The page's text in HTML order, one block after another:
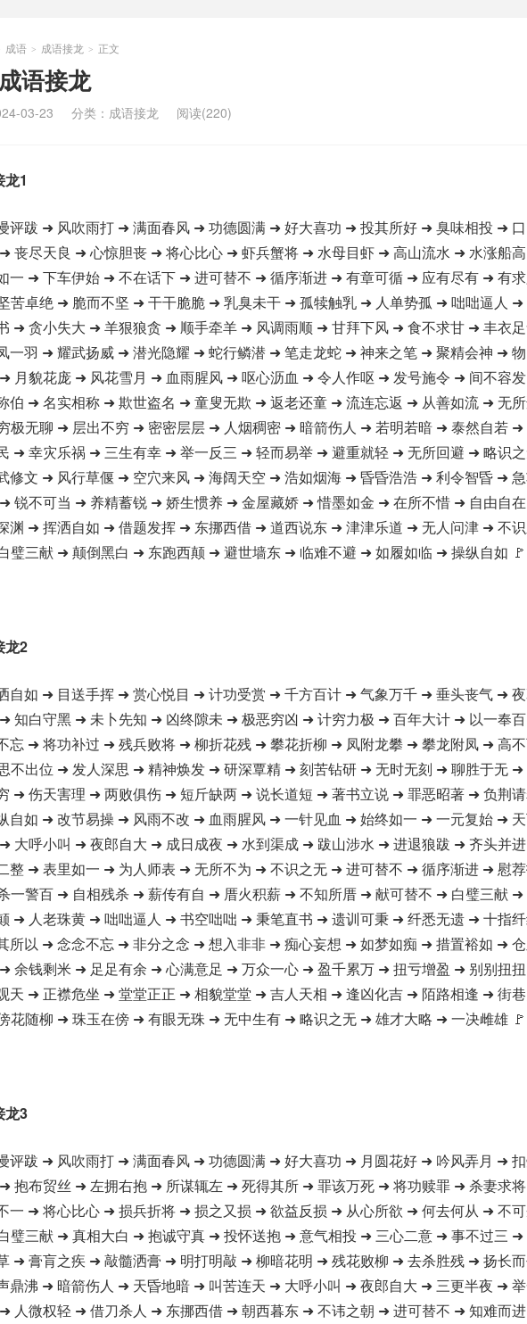
成语 > 成语接龙 > 正文
语接龙
03-23 分类： 成语接龙 阅读(220)
1
评跋 ➜ 风吹雨打 ➜ 满面春风 ➜ 功德圆满 ➜ 好大喜功 ➜ 投其所好 ➜ 臭味相投 ➜
丧尽天良 ➜ 心惊胆丧 ➜ 将心比心 ➜ 虾兵蟹将 ➜ 水母目虾 ➜ 高山流水 ➜ 水涨船
一 ➜ 下车伊始 ➜ 不在话下 ➜ 进可替不 ➜ 循序渐进 ➜ 有章可循 ➜ 应有尽有 ➜ 有
苦卓绝 ➜ 脆而不坚 ➜ 干干脆脆 ➜ 乳臭未干 ➜ 孤犊触乳 ➜ 人单势孤 ➜ 咄咄逼人 ➜
➜ 贪小失大 ➜ 羊狠狼贪 ➜ 顺手牵羊 ➜ 风调雨顺 ➜ 甘拜下风 ➜ 食不求甘 ➜ 丰衣
一羽 ➜ 耀武扬威 ➜ 潜光隐耀 ➜ 蛇行鳞潜 ➜ 笔走龙蛇 ➜ 神来之笔 ➜ 聚精会神 ➜
月貌花庞 ➜ 风花雪月 ➜ 血雨腥风 ➜ 呕心沥血 ➜ 令人作呕 ➜ 发号施令 ➜ 间不容
伯 ➜ 名实相称 ➜ 欺世盗名 ➜ 童叟无欺 ➜ 返老还童 ➜ 流连忘返 ➜ 从善如流 ➜ 无
极无聊 ➜ 层出不穷 ➜ 密密层层 ➜ 人烟稠密 ➜ 暗箭伤人 ➜ 若明若暗 ➜ 泰然自若 ➜
➜ 幸灾乐祸 ➜ 三生有幸 ➜ 举一反三 ➜ 轻而易举 ➜ 避重就轻 ➜ 无所回避 ➜ 略识
修文 ➜ 风行草偃 ➜ 空穴来风 ➜ 海阔天空 ➜ 浩如烟海 ➜ 昏昏浩浩 ➜ 利令智昏 ➜
锐不可当 ➜ 养精蓄锐 ➜ 娇生惯养 ➜ 金屋藏娇 ➜ 惜墨如金 ➜ 在所不惜 ➜ 自由自
渊 ➜ 挥洒自如 ➜ 借题发挥 ➜ 东挪西借 ➜ 道西说东 ➜ 津津乐道 ➜ 无人问津 ➜ 不
璧三献 ➜ 颠倒黑白 ➜ 东跑西颠 ➜ 避世墙东 ➜ 临难不避 ➜ 如履如临 ➜ 操纵自如 🚩
龙2
自如 ➜ 目送手挥 ➜ 赏心悦目 ➜ 计功受赏 ➜ 千方百计 ➜ 气象万千 ➜ 垂头丧气 ➜
知白守黑 ➜ 未卜先知 ➜ 凶终隙未 ➜ 极恶穷凶 ➜ 计穷力极 ➜ 百年大计 ➜ 以一奉
忘 ➜ 将功补过 ➜ 残兵败将 ➜ 柳折花残 ➜ 攀花折柳 ➜ 凤附龙攀 ➜ 攀龙附凤 ➜ 高
不出位 ➜ 发人深思 ➜ 精神焕发 ➜ 研深覃精 ➜ 刻苦钻研 ➜ 无时无刻 ➜ 聊胜于无 ➜
➜ 伤天害理 ➜ 两败俱伤 ➜ 短斤缺两 ➜ 说长道短 ➜ 著书立说 ➜ 罪恶昭著 ➜ 负荆
自如 ➜ 改节易操 ➜ 风雨不改 ➜ 血雨腥风 ➜ 一针见血 ➜ 始终如一 ➜ 一元复始 ➜
大呼小叫 ➜ 夜郎自大 ➜ 成日成夜 ➜ 水到渠成 ➜ 跋山涉水 ➜ 进退狼跋 ➜ 齐头并
整 ➜ 表里如一 ➜ 为人师表 ➜ 无所不为 ➜ 不识之无 ➜ 进可替不 ➜ 循序渐进 ➜ 慰
一警百 ➜ 自相残杀 ➜ 薪传有自 ➜ 厝火积薪 ➜ 不知所厝 ➜ 献可替不 ➜ 白璧三献 ➜
➜ 人老珠黄 ➜ 咄咄逼人 ➜ 书空咄咄 ➜ 秉笔直书 ➜ 遗训可秉 ➜ 纤悉无遗 ➜ 十指
所以 ➜ 念念不忘 ➜ 非分之念 ➜ 想入非非 ➜ 痴心妄想 ➜ 如梦如痴 ➜ 措置裕如 ➜
余钱剩米 ➜ 足足有余 ➜ 心满意足 ➜ 万众一心 ➜ 盈千累万 ➜ 扭亏增盈 ➜ 别别扭
天 ➜ 正襟危坐 ➜ 堂堂正正 ➜ 相貌堂堂 ➜ 吉人天相 ➜ 逢凶化吉 ➜ 陌路相逢 ➜ 街
花随柳 ➜ 珠玉在傍 ➜ 有眼无珠 ➜ 无中生有 ➜ 略识之无 ➜ 雄才大略 ➜ 一决雌雄 🚩
龙3
评跋 ➜ 风吹雨打 ➜ 满面春风 ➜ 功德圆满 ➜ 好大喜功 ➜ 月圆花好 ➜ 吟风弄月 ➜
抱布贸丝 ➜ 左拥右抱 ➜ 所谋辄左 ➜ 死得其所 ➜ 罪该万死 ➜ 将功赎罪 ➜ 杀妻求
一 ➜ 将心比心 ➜ 损兵折将 ➜ 损之又损 ➜ 欲益反损 ➜ 从心所欲 ➜ 何去何从 ➜ 不
璧三献 ➜ 真相大白 ➜ 抱诚守真 ➜ 投怀送抱 ➜ 意气相投 ➜ 三心二意 ➜ 事不过三 ➜
➜ 膏肓之疾 ➜ 敲髓洒膏 ➜ 明打明敲 ➜ 柳暗花明 ➜ 残花败柳 ➜ 去杀胜残 ➜ 扬长
鼎沸 ➜ 暗箭伤人 ➜ 天昏地暗 ➜ 叫苦连天 ➜ 大呼小叫 ➜ 夜郎自大 ➜ 三更半夜 ➜
人微权轻 ➜ 借刀杀人 ➜ 东挪西借 ➜ 朝西暮东 ➜ 不讳之朝 ➜ 进可替不 ➜ 知难而